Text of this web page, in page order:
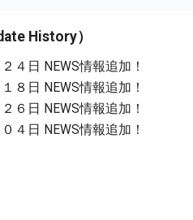
History）
４日 NEWS情報追加！
８日 NEWS情報追加！
６日 NEWS情報追加！
４日 NEWS情報追加！